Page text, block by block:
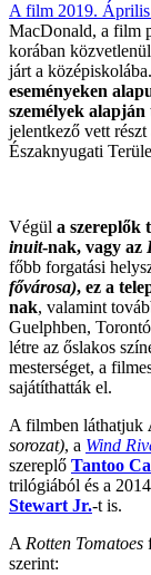
A film 2019. Április
MacDonald, a film
korában
járt a középiskolába.
eseményeken
személyek
jelentkező vett
Északnyugati
Végül a szereplők
inuit-nak, vagy az
főbb forgatási
fővárosa), ez a
nak, valamint
Guelphben,
létre az őslakos
mesterséget, a
sajátíthatták el.
A filmben láthatjuk
sorozat), a Wind
szereplő Tantoo
trilógiából és a
Stewart Jr.-t is.
ARotten Tomatoes
szerint: